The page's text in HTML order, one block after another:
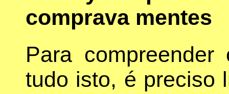
comprava mentes
Para
tudo isto, é preciso